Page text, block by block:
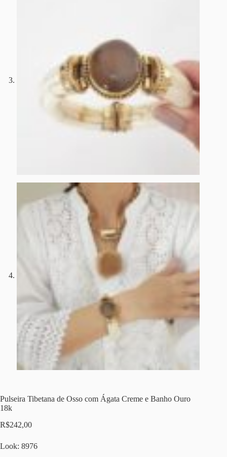
Pulseira Tibetana de Osso com Ágata Creme e Banho Ouro
18k
R$242,00
Look: 8976